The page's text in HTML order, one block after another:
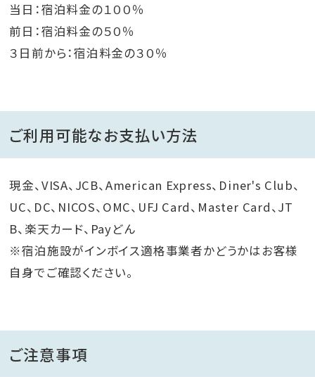
当日：宿泊料金の１００％
前日：宿泊料金の５０％
３日前から：宿泊料金の３０％
ご利用可能なお支払い方法
現金、VISA、JCB、American Express、Diner's Club、
UC、DC、NICOS、OMC、UFJ Card、Master Card、JT
B、楽天カード、Payどん
※宿泊施設がインボイス適格事業者かどうかはお客様
自身でご確認ください。
ご注意事項